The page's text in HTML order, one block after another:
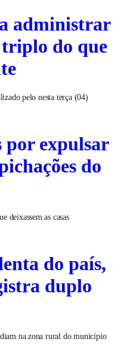
administrar
do que
pelo nesta terça (04)
por expulsar
do
deixassem as casas
do país,
duplo
na zona rural do município